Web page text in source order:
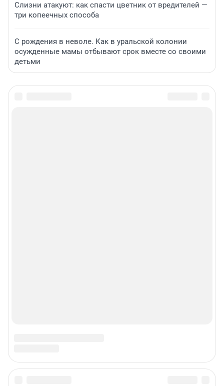
Слизни атакуют: как спасти цветник от вредителей —
три копеечных способа
С рождения в неволе. Как в уральской колонии
осужденные мамы отбывают срок вместе со своими
детьми